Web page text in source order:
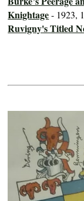
Knightage- 1923,
Ruvigny's Titled